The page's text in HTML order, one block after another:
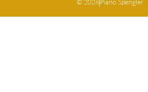
© 2026Piano Spengler